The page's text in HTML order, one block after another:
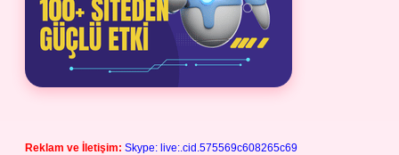
Reklam ve İletişim: Skype: live:.cid.575569c608265c69